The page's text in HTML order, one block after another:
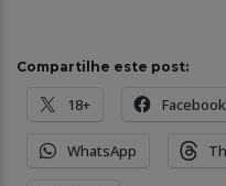
Compartilhe este post:
18+ Facebook
WhatsApp